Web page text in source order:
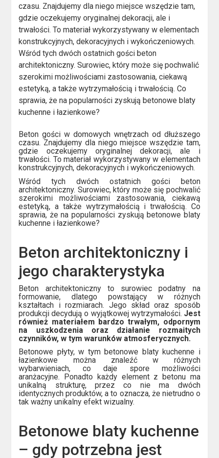
czasu. Znajdujemy dla niego miejsce wszędzie tam,
gdzie oczekujemy oryginalnej dekoracji, ale i
trwałości. To materiał wykorzystywany w elementach
konstrukcyjnych, dekoracyjnych i wykończeniowych.
Wśród tych dwóch ostatnich gości beton
architektoniczny. Surowiec, który może się pochwalić
szerokimi możliwościami zastosowania, ciekawą
estetyką, a także wytrzymałością i trwałością. Co
sprawia, że na popularności zyskują betonowe blaty
kuchenne i łazienkowe?
Beton gości w domowych wnętrzach od dłuższego
czasu. Znajdujemy dla niego miejsce wszędzie tam,
gdzie oczekujemy oryginalnej dekoracji, ale i
trwałości. To materiał wykorzystywany w elementach
konstrukcyjnych, dekoracyjnych i wykończeniowych.
Wśród tych dwóch ostatnich gości beton
architektoniczny. Surowiec, który może się pochwalić
szerokimi możliwościami zastosowania, ciekawą
estetyką, a także wytrzymałością i trwałością. Co
sprawia, że na popularności zyskują betonowe blaty
kuchenne i łazienkowe?
Beton architektoniczny i
jego charakterystyka
Beton architektoniczny to surowiec podatny na
formowanie, dlatego powstający w różnych
kształtach i rozmiarach. Jego skład oraz sposób
produkcji decydują o wyjątkowej wytrzymałości. Jest
również materiałem bardzo trwałym, odpornym
na uszkodzenia oraz działanie rozmaitych
czynników, w tym warunków atmosferycznych.
Betonowe płyty, w tym betonowe blaty kuchenne i
łazienkowe można znaleźć w różnych
wybarwieniach, co daje spore możliwości
aranżacyjne. Ponadto każdy element z betonu ma
unikalną strukturę, przez co nie ma dwóch
identycznych produktów, a to oznacza, że nietrudno o
tak ważny unikalny efekt wizualny.
Betonowe blaty kuchenne
– gdy potrzebna jest